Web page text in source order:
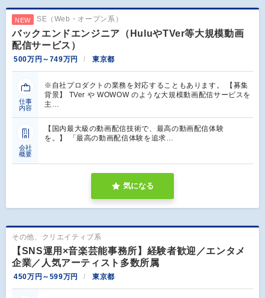
NEW SE（Web・オープン系）
バックエンドエンジニア（HuluやTVer等大規模動画
配信サービス）
500万円～749万円 東京都
仕事
内容
※自社プロダクトの業務を対応することもあります。 【募集
背景】 TVer や WOWOW のような大規模動画配信サービスを
主…
会社
概要
【国内最大級の動画配信技術で、最高の動画配信体験
を。】 「最高の動画配信体験を追求…
気になる
その他、クリエイティブ系
【SNS運用×音楽芸能事務所】経験者歓迎／エンタメ
企業／人気アーティスト多数所属
450万円～599万円 東京都